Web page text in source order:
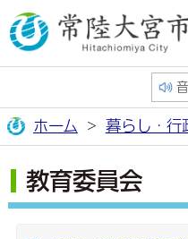
ホーム 暮らし・行
教育委員会